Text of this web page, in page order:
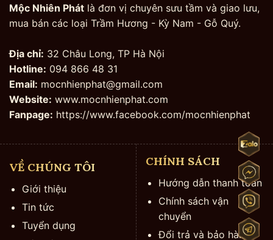
Mộc Nhiên Phát là đơn vị chuyên sưu tầm và giao lưu,
mua bán các loại Trầm Hương - Kỳ Nam - Gỗ Quý.
Địa chỉ: 32 Châu Long, TP Hà Nội
Hotline: 094 866 48 31
Email: mocnhienphat@gmail.com
Website: www.mocnhienphat.com
Fanpage: https://www.facebook.com/mocnhienphat
VỀ CHÚNG TÔI
Giới thiệu
Tin tức
Tuyển dụng
CHÍNH SÁCH
Hướng dẫn thanh toán
Chính sách vận
chuyển
Đổi trả và bảo hành